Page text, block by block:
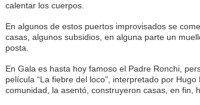
calentar los cuerpos.
En algunos de estos puertos improvisados se
casas, algunos subsidios, en alguna parte un
posta.
En Gala es hasta hoy famoso el Padre Ronchi,
película “La fiebre del loco”, interpretado por
comunidad, la asentó, construyeron casas, en fin,